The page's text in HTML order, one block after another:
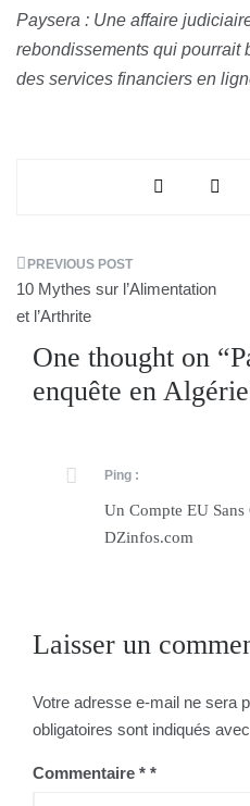
Paysera : Une affaire
rebondissements qui pourrait
des services financiers en
Navigation
de
l’article
10 Mythes sur l’Alimentation
et l’Arthrite
One thought on “
enquête en Algérie
Ping :
Un Compte EU
DZinfos.com
Laisser un
Votre adresse e-mail ne sera
obligatoires sont indiqués avec
Commentaire *